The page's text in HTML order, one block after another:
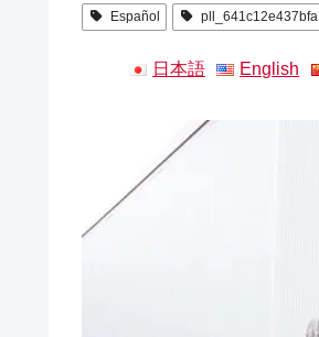
Español pll_641c12e437bfa
日本語 English